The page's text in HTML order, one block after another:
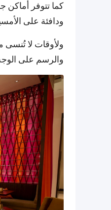
كما تتوفر أماكن
ودافئة على
ولأوقات لا تُنسى
والرسم على